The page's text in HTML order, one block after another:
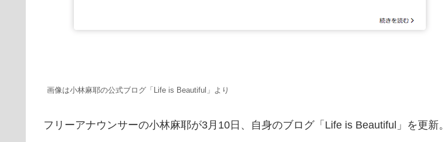
画像は小林麻耶の公式ブログ「Life is Beautiful」より
フリーアナウンサーの小林麻耶が3月10日、自身のブログ「Life is Beautiful」を更新。